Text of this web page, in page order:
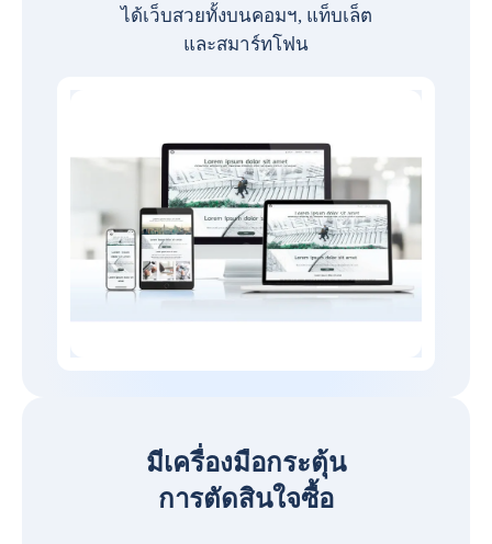
ได้เว็บสวยทั้งบนคอมฯ, แท็บเล็ต
และสมาร์ทโฟน
มีเครื่องมือกระตุ้น
การตัดสินใจซื้อ